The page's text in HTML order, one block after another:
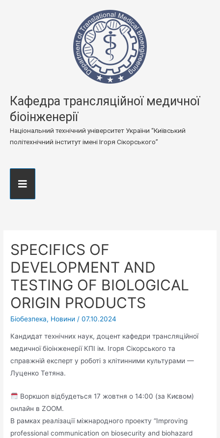
Кафедра трансляційної медичної
біоінженерії
Національний технічний університет України “Київський
політехнічний інститут імені Ігоря Сікорського”
SPECIFICS OF
DEVELOPMENT AND
TESTING OF BIOLOGICAL
ORIGIN PRODUCTS
Біобезпека, Новини /07.10.2024
Кандидат технічних наук, доцент кафедри трансляційної
медичної біоінженерії КПІ ім. Ігоря Сікорського та
справжній експерт у роботі з клітинними культурами —
Луценко Тетяна.
Воркшоп відбудеться 17 жовтня о 14:00 (за Києвом)
онлайн в ZOOM.
В рамках реалізації міжнародного проекту “Improving
professional communication on biosecurity and biohazard